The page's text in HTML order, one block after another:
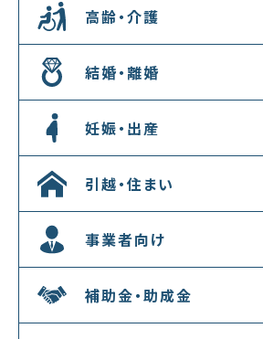
高齢・介護
結婚・離婚
妊娠・出産
引越・住まい
事業者向け
補助金・助成金